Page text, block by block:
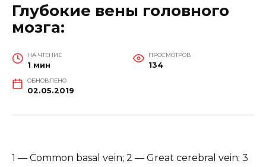
Глубокие вены головного
мозга:
НА ЧТЕНИЕ
1 мин
ПРОСМОТРОВ
134
ОБНОВЛЕНО
02.05.2019
1 — Common basal vein; 2 — Great cerebral vein; 3